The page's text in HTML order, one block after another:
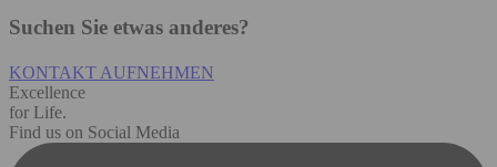
Suchen Sie etwas anderes?
KONTAKT AUFNEHMEN
Excellence
for Life.
Find us on Social Media